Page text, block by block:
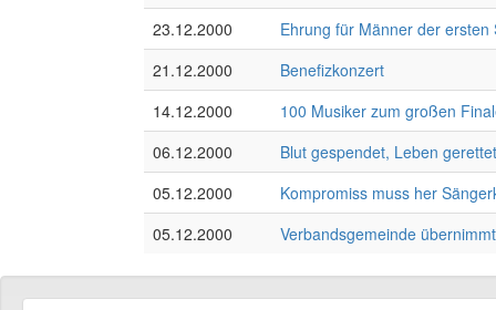
23.12.2000
Ehrung für Männer der ersten
21.12.2000
Benefizkonzert
14.12.2000
100 Musiker zum großen
06.12.2000
Blut gespendet, Leben gerettet
05.12.2000
Kompromiss muss her
05.12.2000
Verbandsgemeinde